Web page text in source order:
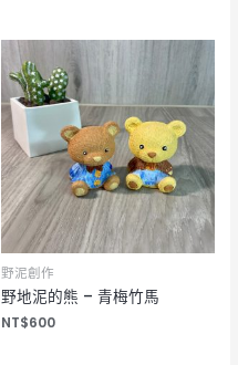
野泥創作
野地泥的熊 – 青梅竹馬
NT$600